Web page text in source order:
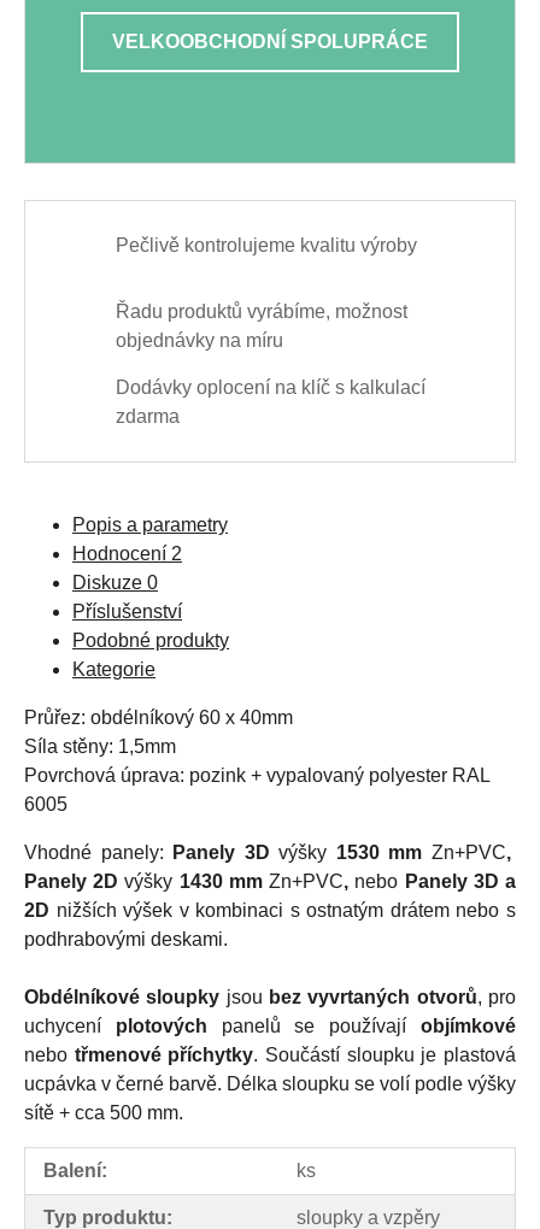
VELKOOBCHODNÍ SPOLUPRÁCE
Pečlivě kontrolujeme kvalitu výroby
Řadu produktů vyrábíme, možnost
objednávky na míru
Dodávky oplocení na klíč s kalkulací
zdarma
Popis a parametry
Hodnocení 2
Diskuze 0
Příslušenství
Podobné produkty
Kategorie
Průřez: obdélníkový 60 x 40mm
Síla stěny: 1,5mm
Povrchová úprava: pozink + vypalovaný polyester RAL
6005
Vhodné panely: Panely 3Dvýšky 1530 mmZn+PVC,
Panely 2Dvýšky 1430 mmZn+PVC, nebo Panely 3D a
2D nižších výšek v kombinaci s ostnatým drátem nebo s
podhrabovými deskami.
Obdélníkové sloupky jsou bez vyvrtaných otvorů, pro
uchycení plotových panelů se používajíobjímkové
nebo třmenové příchytky. Součástí sloupku je plastová
ucpávka v černé barvě. Délka sloupku se volí podle výšky
sítě + cca 500 mm.
Balení: ks
Typ produktu: sloupky a vzpěry